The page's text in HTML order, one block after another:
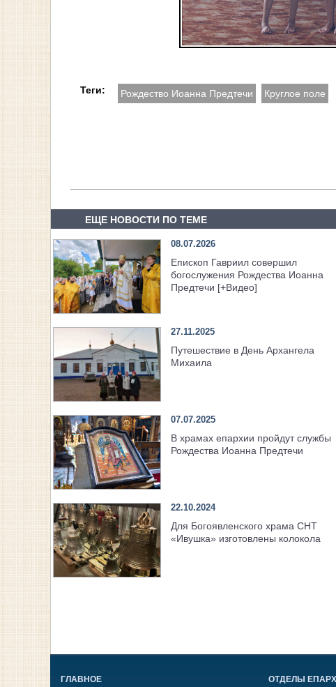
Теги: Рождество Иоанна Предтечи Круглое поле
ЕЩЕ НОВОСТИ ПО ТЕМЕ
08.07.2026
Епископ Гавриил совершил
богослужения Рождества Иоанна
Предтечи [+Видео]
27.11.2025
Путешествие в День Архангела
Михаила
07.07.2025
В храмах епархии пройдут службы
Рождества Иоанна Предтечи
22.10.2024
Для Богоявленского храма СНТ
«Ивушка» изготовлены колокола
ГЛАВНОЕ ОТДЕЛЫ